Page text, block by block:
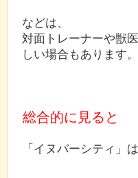
などは、
対面トレーナーや獣
しい場合もあります。
総合的に見ると
「イヌバーシティ」は